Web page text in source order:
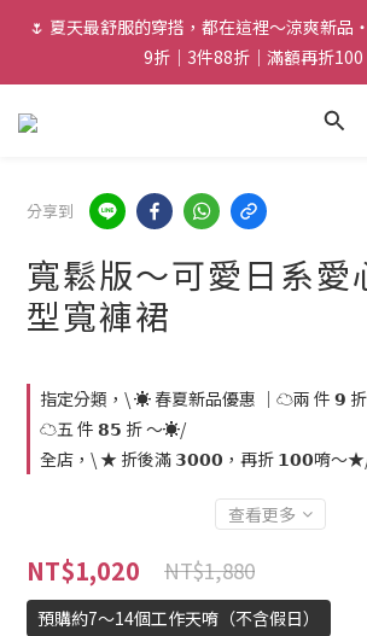
🌷 夏天最舒服的穿搭，都在這裡～涼爽新品
9折｜3件88折｜滿額再折100
分享到
寬鬆版～可愛日系愛
型寬褲裙
指定分類，\ ☀️ 春夏新品優惠 ｜☁️兩 件 𝟵
☁️五 件 𝟴𝟱 折 ～☀️/
全店，\ ★ 折後滿 𝟯𝟬𝟬𝟬，再折 𝟭𝟬𝟬唷～
查看更多
NT$1,020 NT$1,880
預購約7～14個工作天唷（不含假日）